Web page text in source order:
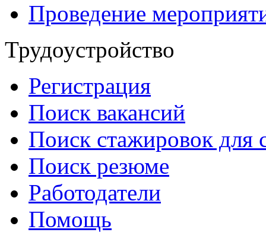
Проведение
Трудоустройство
Регистрация
Поиск вакансий
Поиск стажировок для
Поиск резюме
Работодатели
Помощь